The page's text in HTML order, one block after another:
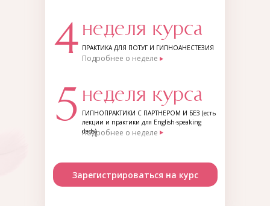
5 неделя курса
ГИПНОПРАКТИКИ С ПАРТНЕРОМ И БЕЗ (есть
лекции и практики для English-speaking
dads)
Подробнее о неделе
4 неделя курса
ПРАКТИКА ДЛЯ ПОТУГ И ГИПНОАНЕСТЕЗИЯ
Подробнее о неделе
Зарегистрироваться на курс